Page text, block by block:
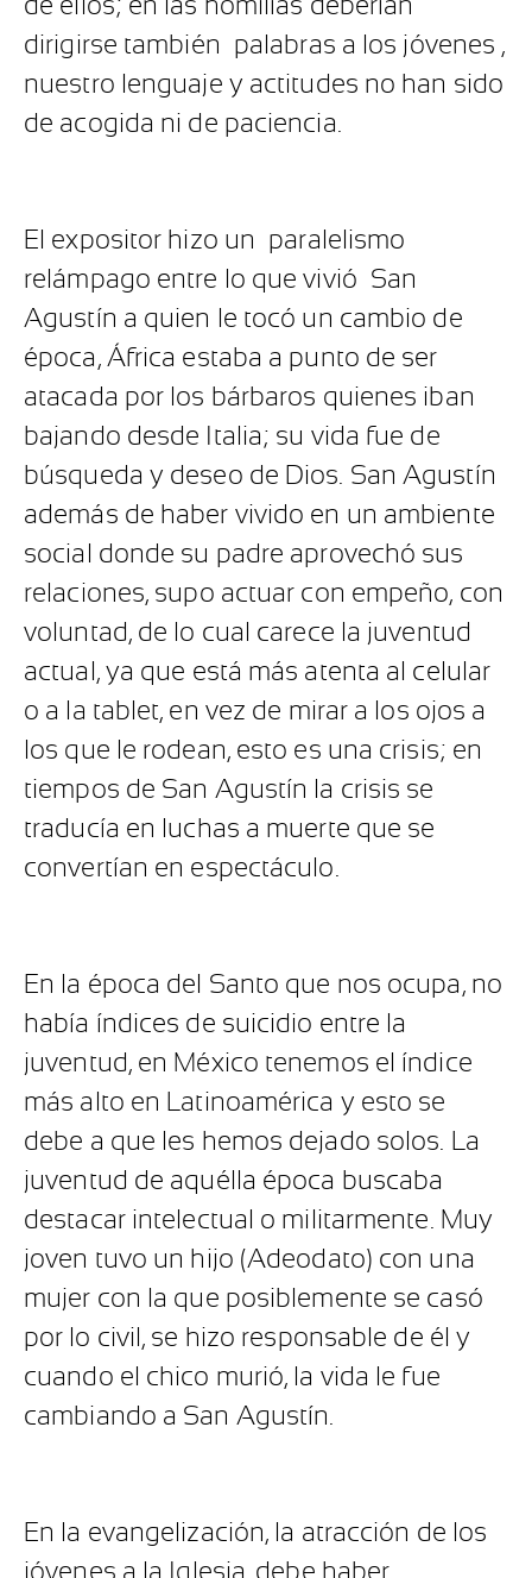
dirigirse también palabras a los jóvenes ,
nuestro lenguaje y actitudes no han sido
de acogida ni de paciencia.
El expositor hizo un paralelismo
relámpago entre lo que vivió San
Agustín a quien le tocó un cambio de
época, África estaba a punto de ser
atacada por los bárbaros quienes iban
bajando desde Italia; su vida fue de
búsqueda y deseo de Dios. San Agustín
además de haber vivido en un ambiente
social donde su padre aprovechó sus
relaciones, supo actuar con empeño, con
voluntad, de lo cual carece la juventud
actual, ya que está más atenta al celular
o a la tablet, en vez de mirar a los ojos a
los que le rodean, esto es una crisis; en
tiempos de San Agustín la crisis se
traducía en luchas a muerte que se
convertían en espectáculo.
En la época del Santo que nos ocupa, no
había índices de suicidio entre la
juventud, en México tenemos el índice
más alto en Latinoamérica y esto se
debe a que les hemos dejado solos. La
juventud de aquélla época buscaba
destacar intelectual o militarmente. Muy
joven tuvo un hijo (Adeodato) con una
mujer con la que posiblemente se casó
por lo civil, se hizo responsable de él y
cuando el chico murió, la vida le fue
cambiando a San Agustín.
En la evangelización, la atracción de los
jóvenes a la Iglesia, debe haber